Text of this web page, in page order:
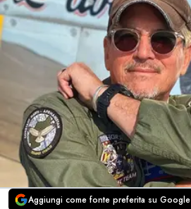
Aggiungi come fonte preferita su Google